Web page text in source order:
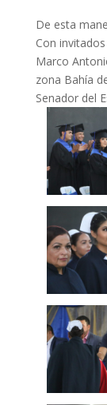
De esta
Con
Marco
zona Bahía
Senador del